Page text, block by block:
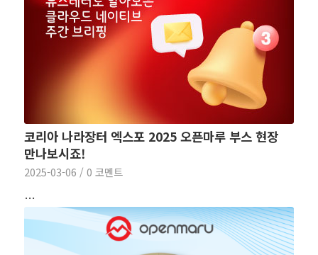
코리아 나라장터 엑스포 2025 오픈마루 부스 현장
만나보시죠!
2025-03-06 / 0 코멘트
…